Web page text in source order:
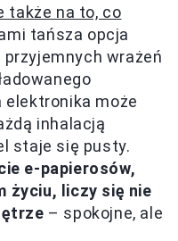
także na to, co
tańsza opcja
wrażeń
elektronika może
inhalacją
staje się pusty.
e-papierosów,
życiu, liczy się nie
– spokojne, ale